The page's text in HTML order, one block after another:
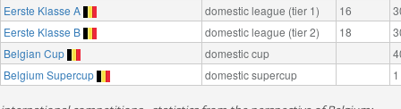
Eerste Klasse A domestic league (tier 1) 16
Eerste Klasse B
domestic league (tier 2) 18
Belgian Cup
domestic cup
Belgium Supercup
domestic supercup 1